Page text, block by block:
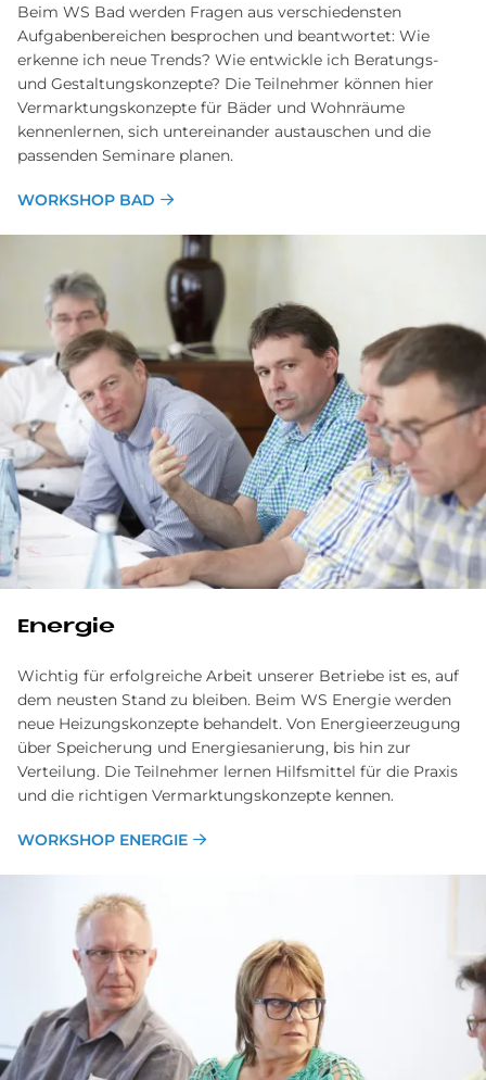
Beim WS Bad werden Fragen aus verschiedensten
Aufgabenbereichen besprochen und beantwortet: Wie
erkenne ich neue Trends? Wie entwickle ich Beratungs-
und Gestaltungskonzepte? Die Teilnehmer können hier
Vermarktungskonzepte für Bäder und Wohnräume
kennenlernen, sich untereinander austauschen und die
passenden Seminare planen.
WORKSHOP BAD
Energie
Wichtig für erfolgreiche Arbeit unserer Betriebe ist es, auf
dem neusten Stand zu bleiben. Beim WS Energie werden
neue Heizungskonzepte behandelt. Von Energieerzeugung
über Speicherung und Energiesanierung, bis hin zur
Verteilung. Die Teilnehmer lernen Hilfsmittel für die Praxis
und die richtigen Vermarktungskonzepte kennen.
WORKSHOP ENERGIE